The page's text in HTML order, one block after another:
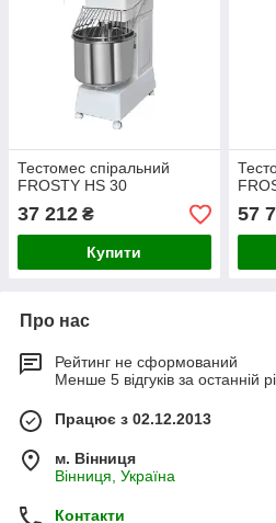
Тестомес спіральний
FROSTY HS 30
37 212 ₴
Купити
57
Про нас
Рейтинг не сформований
Менше 5 відгуків за останній
Працює з 02.12.2013
м. Вінниця
Вінниця, Україна
Контакти